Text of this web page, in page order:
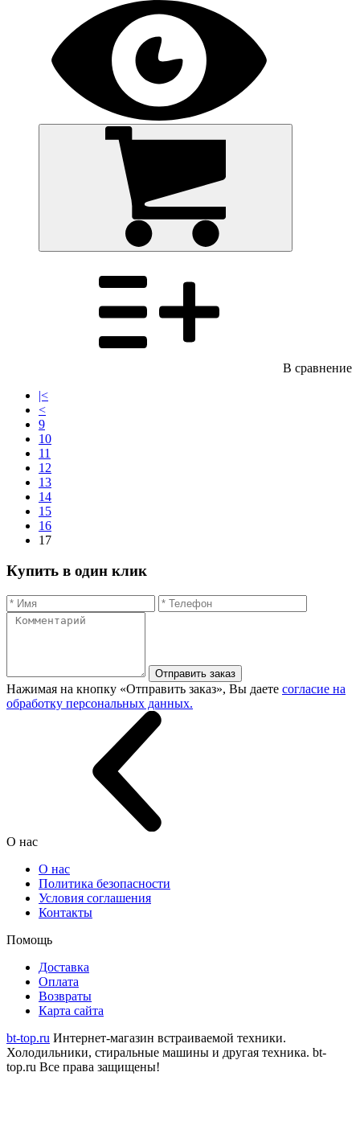
В сравнение
|<
<
9
10
11
12
13
14
15
16
17
Купить в один клик
Отправить заказ
Нажимая на кнопку «Отправить заказ», Вы даете согласие на
обработку персональных данных.
О нас
О нас
Политика безопасности
Условия соглашения
Контакты
Помощь
Доставка
Оплата
Возвраты
Карта сайта
bt-top.ru Интернет-магазин встраиваемой техники.
Холодильники, стиральные машины и другая техника. bt-
top.ru Все права защищены!